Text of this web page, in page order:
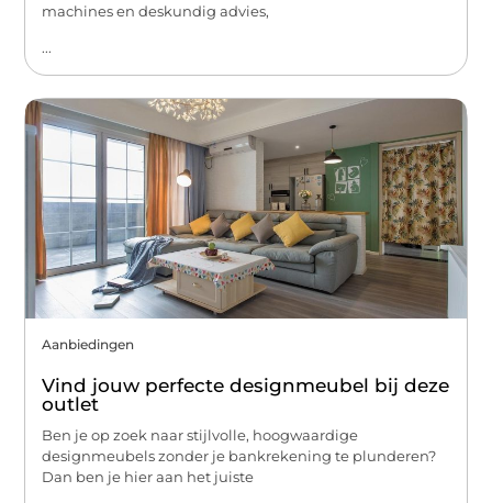
machines en deskundig advies,
...
Aanbiedingen
Vind jouw perfecte designmeubel bij deze
outlet
Ben je op zoek naar stijlvolle, hoogwaardige
designmeubels zonder je bankrekening te plunderen?
Dan ben je hier aan het juiste